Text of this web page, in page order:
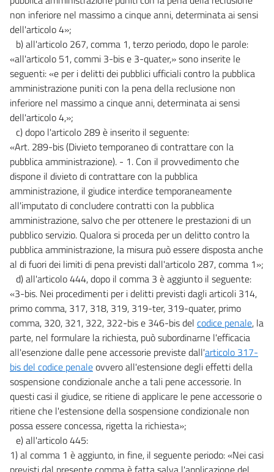
non inferiore nel massimo a cinque anni, determinata ai sensi
dell'articolo 4»;
b) all'articolo 267, comma 1, terzo periodo, dopo le parole:
«all'articolo 51, commi 3-bis e 3-quater,» sono inserite le
seguenti: «e per i delitti dei pubblici ufficiali contro la pubblica
amministrazione puniti con la pena della reclusione non
inferiore nel massimo a cinque anni, determinata ai sensi
dell'articolo 4,»;
c) dopo l'articolo 289 è inserito il seguente:
«Art. 289-bis (Divieto temporaneo di contrattare con la
pubblica amministrazione). - 1. Con il provvedimento che
dispone il divieto di contrattare con la pubblica
amministrazione, il giudice interdice temporaneamente
all'imputato di concludere contratti con la pubblica
amministrazione, salvo che per ottenere le prestazioni di un
pubblico servizio. Qualora si proceda per un delitto contro la
pubblica amministrazione, la misura può essere disposta anche
al di fuori dei limiti di pena previsti dall'articolo 287, comma 1»;
d) all'articolo 444, dopo il comma 3 è aggiunto il seguente:
«3-bis. Nei procedimenti per i delitti previsti dagli articoli 314,
primo comma, 317, 318, 319, 319-ter, 319-quater, primo
comma, 320, 321, 322, 322-bis e 346-bis del codice penale, la
parte, nel formulare la richiesta, può subordinarne l'efficacia
all'esenzione dalle pene accessorie previste dall'articolo 317-
bis del codice penaleovvero all'estensione degli effetti della
sospensione condizionale anche a tali pene accessorie. In
questi casi il giudice, se ritiene di applicare le pene accessorie o
ritiene che l'estensione della sospensione condizionale non
possa essere concessa, rigetta la richiesta»;
e) all'articolo 445:
1) al comma 1 è aggiunto, in fine, il seguente periodo: «Nei casi